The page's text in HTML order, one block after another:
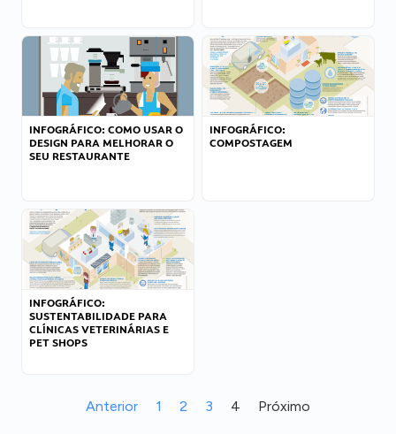
INFOGRÁFICO: COMO USAR O
DESIGN PARA MELHORAR O
SEU RESTAURANTE
INFOGRÁFICO:
COMPOSTAGEM
INFOGRÁFICO:
SUSTENTABILIDADE PARA
CLÍNICAS VETERINÁRIAS E
PET SHOPS
Anterior 1 2 3 4 Próximo